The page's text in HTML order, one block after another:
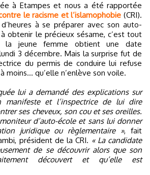
à Etampes et nous a été rapportée
le racisme et l’islamophobie (CRI).
à se préparer avec son auto-
obtenir le précieux sésame, c’est tout
la jeune femme obtient une date
3 décembre. Mais la surprise fut de
du permis de conduire lui refuse
moins... qu’elle n’enlève son voile.
lui a demandé des explications sur
manifeste et l’inspectrice de lui dire
ses cheveux, son cou et ses oreilles.
d’auto-école et sans lui donner
juridique ou règlementaire », fait
président de la CRI. « La candidate
de se découvrir alors que son
découvert et qu’elle est